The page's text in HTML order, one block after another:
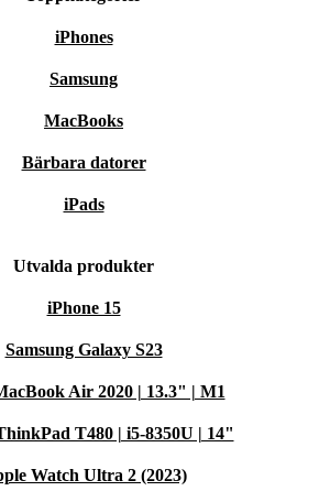
iPhones
Samsung
MacBooks
Bärbara datorer
iPads
Utvalda produkter
iPhone 15
Samsung Galaxy S23
Air 2020 | 13.3" | M1
T480 | i5-8350U | 14"
Watch Ultra 2 (2023)